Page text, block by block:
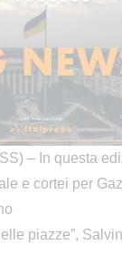
– In questa
e cortei per
piazze”,